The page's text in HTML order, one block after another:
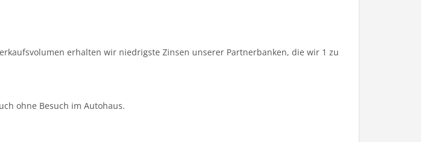
erhalten wir niedrigste Zinsen unserer Partnerbanken, die wir 1 zu
ohne Besuch im Autohaus.